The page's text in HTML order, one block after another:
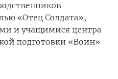
«Отец Солдата»,
и учащимися центра
подготовки «Воин»